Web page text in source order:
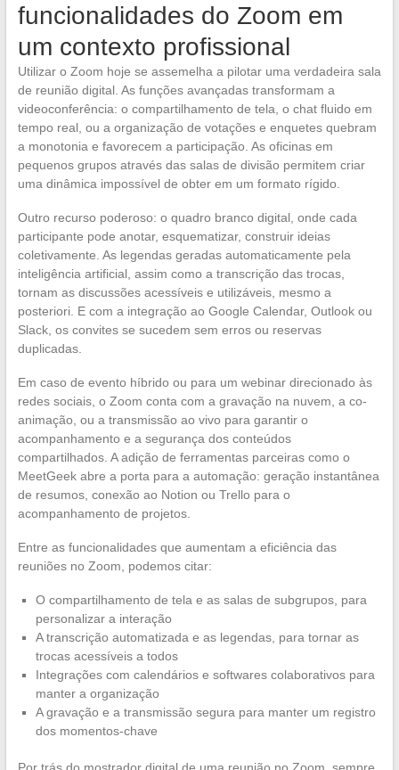
funcionalidades do Zoom em
um contexto profissional
Utilizar o Zoom hoje se assemelha a pilotar uma verdadeira sala
de reunião digital. As funções avançadas transformam a
videoconferência: o compartilhamento de tela, o chat fluido em
tempo real, ou a organização de votações e enquetes quebram
a monotonia e favorecem a participação. As oficinas em
pequenos grupos através das salas de divisão permitem criar
uma dinâmica impossível de obter em um formato rígido.
Outro recurso poderoso: o quadro branco digital, onde cada
participante pode anotar, esquematizar, construir ideias
coletivamente. As legendas geradas automaticamente pela
inteligência artificial, assim como a transcrição das trocas,
tornam as discussões acessíveis e utilizáveis, mesmo a
posteriori. E com a integração ao Google Calendar, Outlook ou
Slack, os convites se sucedem sem erros ou reservas
duplicadas.
Em caso de evento híbrido ou para um webinar direcionado às
redes sociais, o Zoom conta com a gravação na nuvem, a co-
animação, ou a transmissão ao vivo para garantir o
acompanhamento e a segurança dos conteúdos
compartilhados. A adição de ferramentas parceiras como o
MeetGeek abre a porta para a automação: geração instantânea
de resumos, conexão ao Notion ou Trello para o
acompanhamento de projetos.
Entre as funcionalidades que aumentam a eficiência das
reuniões no Zoom, podemos citar:
O compartilhamento de tela e as salas de subgrupos, para
personalizar a interação
A transcrição automatizada e as legendas, para tornar as
trocas acessíveis a todos
Integrações com calendários e softwares colaborativos para
manter a organização
A gravação e a transmissão segura para manter um registro
dos momentos-chave